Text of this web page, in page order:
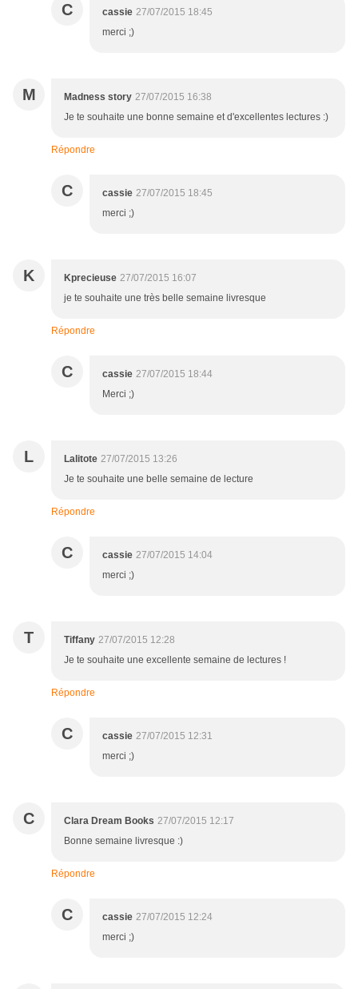
C cassie 27/07/2015 18:45
merci ;)
M Madness story 27/07/2015 16:38
Je te souhaite une bonne semaine et d'excellentes lectures :)
Répondre
C cassie 27/07/2015 18:45
merci ;)
K Kprecieuse 27/07/2015 16:07
je te souhaite une très belle semaine livresque
Répondre
C cassie 27/07/2015 18:44
Merci ;)
L Lalitote 27/07/2015 13:26
Je te souhaite une belle semaine de lecture
Répondre
C cassie 27/07/2015 14:04
merci ;)
T Tiffany 27/07/2015 12:28
Je te souhaite une excellente semaine de lectures !
Répondre
C cassie 27/07/2015 12:31
merci ;)
C Clara Dream Books 27/07/2015 12:17
Bonne semaine livresque :)
Répondre
C cassie 27/07/2015 12:24
merci ;)